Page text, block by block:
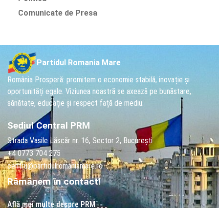
Comunicate de Presa
Partidul Romania Mare
România Prosperă: promitem o economie stabilă, inovație și
oportunități egale. Viziunea noastră se axează pe bunăstare,
sănătate, educație și respect față de mediu.
Sediul Central PRM
Strada Vasile Lăscăr nr. 16, Sector 2, București
+4 0773 704 275
centru@partidulromaniamare.ro
Rămânem în contact!
Află mai multe despre PRM